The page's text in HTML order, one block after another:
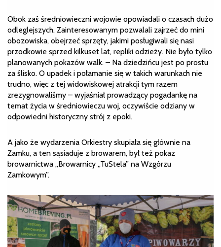
Obok zaś średniowieczni wojowie opowiadali o czasach dużo
odleglejszych. Zainteresowanym pozwalali zajrzeć do mini
obozowiska, obejrzeć sprzęty, jakimi posługiwali się nasi
przodkowie sprzed kilkuset lat, repliki odzieży. Nie było tylko
planowanych pokazów walk. – Na dziedzińcu jest po prostu
za ślisko. O upadek i połamanie się w takich warunkach nie
trudno, więc z tej widowiskowej atrakcji tym razem
zrezygnowaliśmy – wyjaśniał prowadzący pogadankę na
temat życia w średniowieczu woj, oczywiście odziany w
odpowiedni historyczny strój z epoki.
A jako że wydarzenia Orkiestry skupiała się głównie na
Zamku, a ten sąsiaduje z browarem, był też pokaz
browarnictwa „Browarnicy „TuStela” na Wzgórzu
Zamkowym”.